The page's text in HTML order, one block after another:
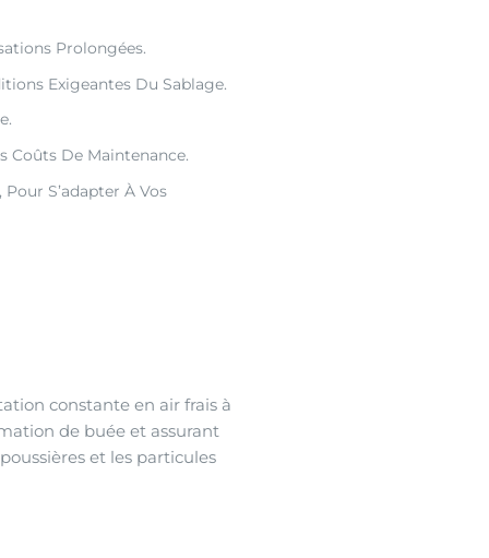
Prolongées.
Exigeantes Du Sablage.
Coûts De Maintenance.
S’adapter À Vos
constante en air frais à
de buée et assurant
et les particules